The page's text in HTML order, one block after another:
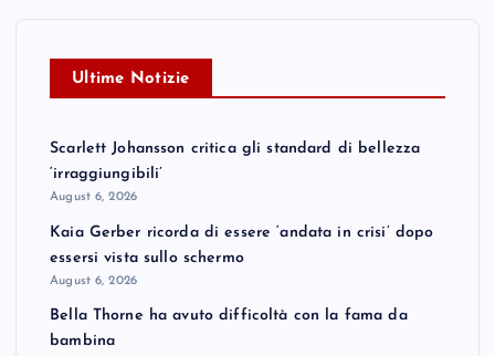
Ultime Notizie
Scarlett Johansson critica gli standard di bellezza
‘irraggiungibili’
August 6, 2026
Kaia Gerber ricorda di essere ‘andata in crisi’ dopo
essersi vista sullo schermo
August 6, 2026
Bella Thorne ha avuto difficoltà con la fama da
bambina